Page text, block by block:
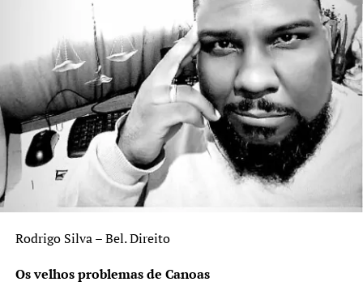
Rodrigo Silva – Bel. Direito
Os velhos problemas de Canoas